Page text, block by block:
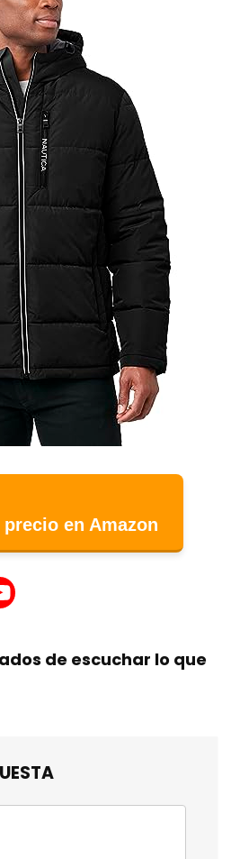
en Amazon
de escuchar lo que